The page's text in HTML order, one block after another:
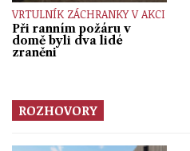
VRTULNÍK ZÁCHRANKY V AKCI
Při ranním požáru v
domě byli dva lidé
zraněni
ROZHOVORY